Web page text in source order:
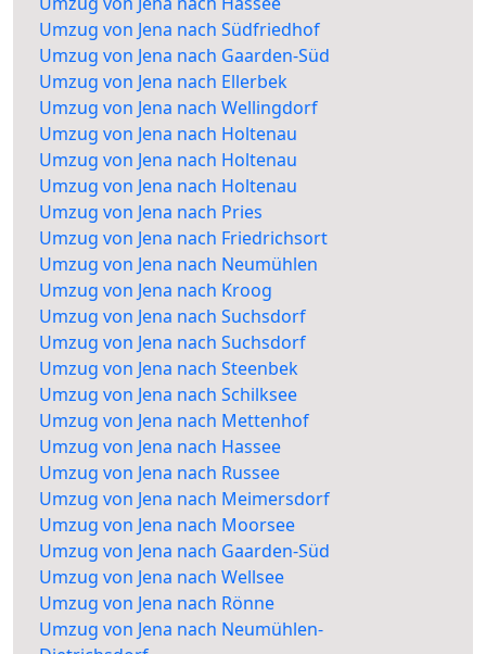
Umzug von Jena nach Südfriedhof
Umzug von Jena nach Gaarden-Süd
Umzug von Jena nach Ellerbek
Umzug von Jena nach Wellingdorf
Umzug von Jena nach Holtenau
Umzug von Jena nach Holtenau
Umzug von Jena nach Holtenau
Umzug von Jena nach Pries
Umzug von Jena nach Friedrichsort
Umzug von Jena nach Neumühlen
Umzug von Jena nach Kroog
Umzug von Jena nach Suchsdorf
Umzug von Jena nach Suchsdorf
Umzug von Jena nach Steenbek
Umzug von Jena nach Schilksee
Umzug von Jena nach Mettenhof
Umzug von Jena nach Hassee
Umzug von Jena nach Russee
Umzug von Jena nach Meimersdorf
Umzug von Jena nach Moorsee
Umzug von Jena nach Gaarden-Süd
Umzug von Jena nach Wellsee
Umzug von Jena nach Rönne
Umzug von Jena nach Neumühlen-